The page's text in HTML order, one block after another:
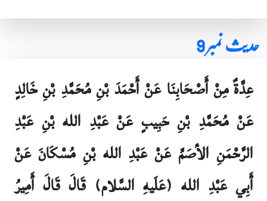
حدیث نمبر 9
عِدَّةٌ مِنْ أَصْحَابِنَا عَنْ أَحْمَدَ بْنِ مُحَمَّدِ بْنِ خَالِدٍ
عَنْ مُحَمَّدِ بْنِ حَبِيبٍ عَنْ عَبْدِ الله بْنِ عَبْدِ
الرَّحْمَنِ الأصَمِّ عَنْ عَبْدِ الله بْنِ مُسْكَانَ عَنْ
أَبِي عَبْدِ الله (عَلَيهِ السَّلام) قَالَ قَالَ أَمِيرُ